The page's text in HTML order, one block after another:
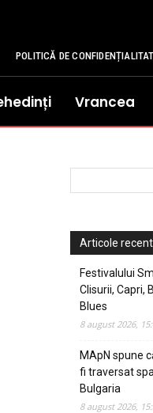
POLITICĂ DE
Vrancea
Articole
Festivalului
Clisurii, Capri,
Blues
8 august 2026,
MApN spune
fi traversat
Bulgaria
8 august 2026,